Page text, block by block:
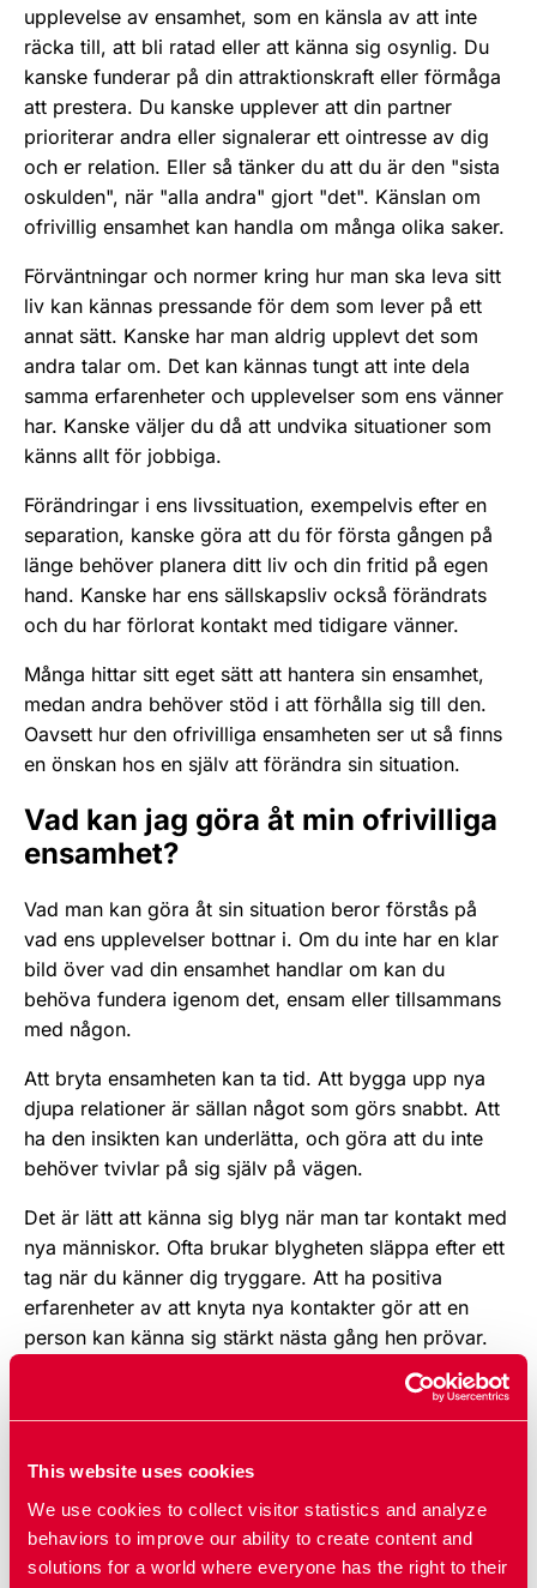
This website uses cookies
We use cookies to collect visitor statistics and analyze
behaviors to improve our ability to create content and
solutions for a world where everyone has the right to their
upplevelse av ensamhet, som en känsla av att inte
räcka till, att bli ratad eller att känna sig osynlig. Du
kanske funderar på din attraktionskraft eller förmåga
att prestera. Du kanske upplever att din partner
prioriterar andra eller signalerar ett ointresse av dig
och er relation. Eller så tänker du att du är den "sista
oskulden", när "alla andra" gjort "det". Känslan om
ofrivillig ensamhet kan handla om många olika saker.
Förväntningar och normer kring hur man ska leva sitt
liv kan kännas pressande för dem som lever på ett
annat sätt. Kanske har man aldrig upplevt det som
andra talar om. Det kan kännas tungt att inte dela
samma erfarenheter och upplevelser som ens vänner
har. Kanske väljer du då att undvika situationer som
känns allt för jobbiga.
Förändringar i ens livssituation, exempelvis efter en
separation, kanske göra att du för första gången på
länge behöver planera ditt liv och din fritid på egen
hand. Kanske har ens sällskapsliv också förändrats
och du har förlorat kontakt med tidigare vänner.
Många hittar sitt eget sätt att hantera sin ensamhet,
medan andra behöver stöd i att förhålla sig till den.
Oavsett hur den ofrivilliga ensamheten ser ut så finns
en önskan hos en själv att förändra sin situation.
Vad kan jag göra åt min ofrivilliga
ensamhet?
Vad man kan göra åt sin situation beror förstås på
vad ens upplevelser bottnar i. Om du inte har en klar
bild över vad din ensamhet handlar om kan du
behöva fundera igenom det, ensam eller tillsammans
med någon.
Att bryta ensamheten kan ta tid. Att bygga upp nya
djupa relationer är sällan något som görs snabbt. Att
ha den insikten kan underlätta, och göra att du inte
behöver tvivlar på sig själv på vägen.
Det är lätt att känna sig blyg när man tar kontakt med
nya människor. Ofta brukar blygheten släppa efter ett
tag när du känner dig tryggare. Att ha positiva
erfarenheter av att knyta nya kontakter gör att en
person kan känna sig stärkt nästa gång hen prövar.
Rutin gör att det går lättare och lättare att ta kontakt.
Att engagera sig i andra människor eller något som
ensamheten och träffa nya människor. Engagemanget
i sig gör också att livet känns mer meningsfull och
ensamheten blir inte lika tung och närvarande.